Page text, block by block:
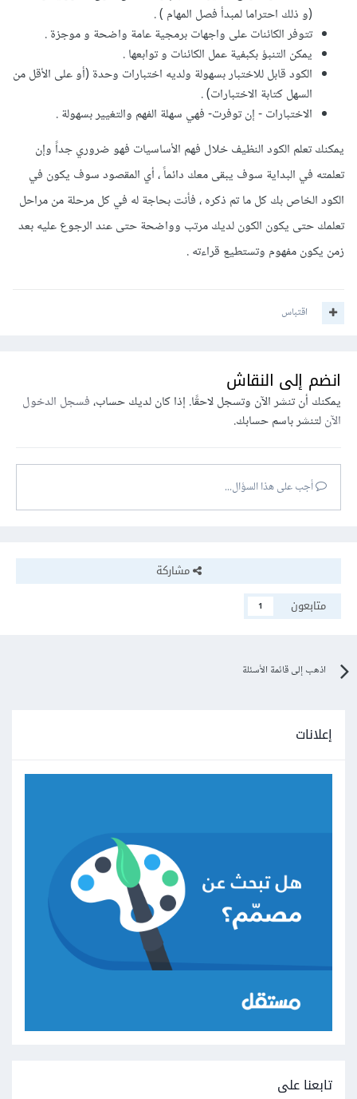
(و ذلك احتراما لمبدأ فصل المهام ) .
تتوفر الكائنات على واجهات برمجية عامة واضحة و موجزة .
يمكن التنبؤ بكبفية عمل الكائنات و توابعها .
الكود قابل للاختبار بسهولة ولديه اختبارات وحدة (أو على الأقل من
السهل كتابة الاختبارات) .
الاختبارات - إن توفرت- فهي سهلة الفهم والتغيير بسهولة .
يمكنك تعلم الكود النظيف خلال فهم الأساسيات فهو ضروري جداً وإن
تعلمته في البداية سوف يبقى معك دائماً ، أي المقصود سوف يكون في
الكود الخاص بك كل ما تم ذكره ، فأنت بحاجة له في كل مرحلة من مراحل
تعلمك حتى يكون الكون لديك مرتب وواضحة حتى عند الرجوع عليه بعد
زمن يكون مفهوم وتستطيع قراءته .
اقتباس
انضم إلى النقاش
يمكنك أن تنشر الآن وتسجل لاحقًا. إذا كان لديك حساب،فسجل الدخول
الآنلتنشر باسم حسابك.
أجب على هذا السؤال...
مشاركة
متابعون
1
اذهب إلى قائمة الأسئلة
إعلانات
تابعنا على